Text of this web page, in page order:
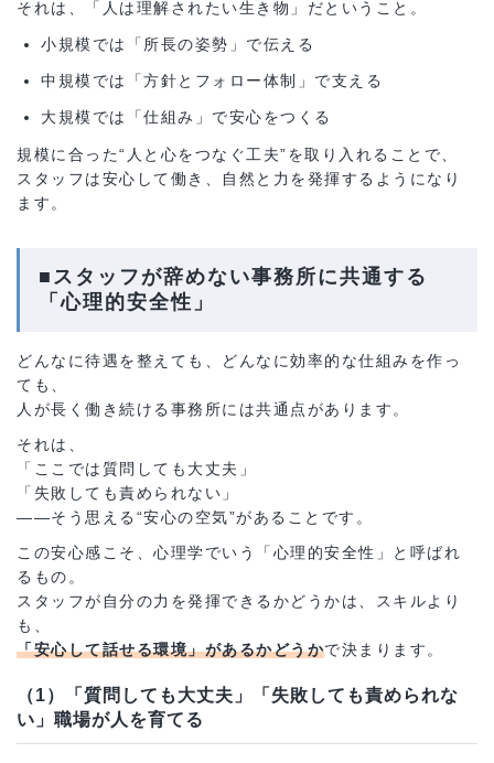
それは、「人は理解されたい生き物」だということ。
小規模では「所長の姿勢」で伝える
中規模では「方針とフォロー体制」で支える
大規模では「仕組み」で安心をつくる
規模に合った“人と心をつなぐ工夫”を取り入れることで、
スタッフは安心して働き、自然と力を発揮するようになり
ます。
■スタッフが辞めない事務所に共通する
「心理的安全性」
どんなに待遇を整えても、どんなに効率的な仕組みを作っ
ても、
人が長く働き続ける事務所には共通点があります。
それは、
「ここでは質問しても大丈夫」
「失敗しても責められない」
――そう思える“安心の空気”があることです。
この安心感こそ、心理学でいう「心理的安全性」と呼ばれ
るもの。
スタッフが自分の力を発揮できるかどうかは、スキルより
も、
「安心して話せる環境」があるかどうかで決まります。
（1）「質問しても大丈夫」「失敗しても責められな
い」職場が人を育てる